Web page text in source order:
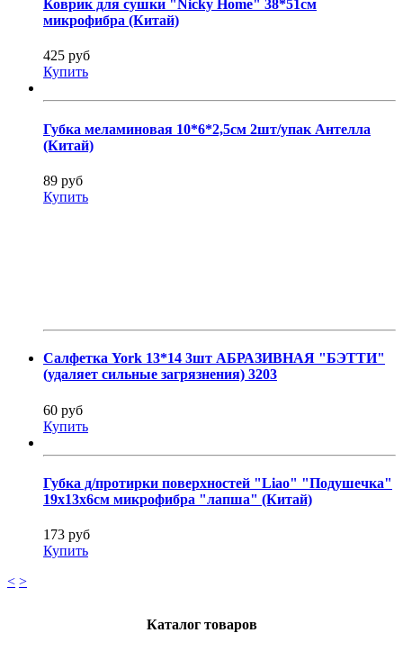
Коврик для сушки "Nicky Home" 38*51см
микрофибра (Китай)
425 руб
Купить
Губка меламиновая 10*6*2,5см 2шт/упак Антелла
(Китай)
89 руб
Купить
Салфетка York 13*14 3шт АБРАЗИВНАЯ "БЭТТИ"
(удаляет сильные загрязнения) 3203
60 руб
Купить
Губка д/протирки поверхностей "Liao" "Подушечка"
19х13х6см микрофибра "лапша" (Китай)
173 руб
Купить
< >
Каталог товаров